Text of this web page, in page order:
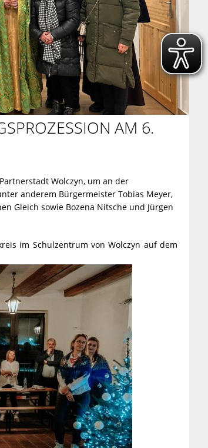
AM 6.
Wolczyn, um an der
anderem Bürgermeister Tobias Meyer,
Gleich sowie Bozena Nitsche und Jürgen
im Schulzentrum von Wolczyn auf dem